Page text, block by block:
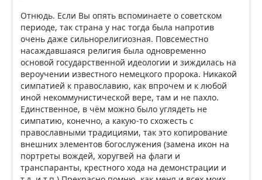
Отнюдь. Если Вы опять вспоминаете о советском
периоде, так страна у нас тогда была напротив
очень даже сильнорелигиозная. Повсеместно
насаждавшаяся религия была одновременно
основой государственной идеологии и зиждилась на
вероучении известного немецкого пророка. Никакой
симпатией к православию, как впрочем и к любой
иной некоммунистической вере, там и не пахло.
Единственное, в чём можно было углядеть не
симпатию, конечно, а какую-то схожесть с
православными традициями, так это копирование
внешних элементов богослужения (замена икон на
портреты вождей, хоругвей на флаги и
транспаранты, крестного хода на демонстрации и